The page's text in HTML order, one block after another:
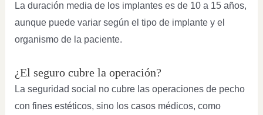
La duración media de los implantes es de 10 a 15 años,
aunque puede variar según el tipo de implante y el
organismo de la paciente.
¿El seguro cubre la operación?
La seguridad social no cubre las operaciones de pecho
con fines estéticos, sino los casos médicos, como